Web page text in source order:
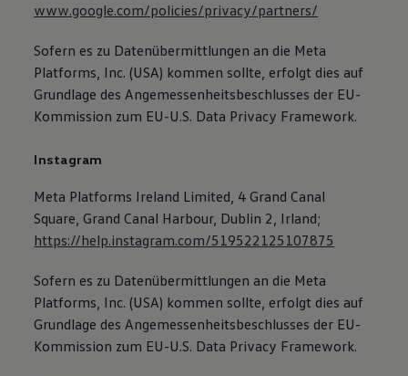
www.google.com/policies/privacy/partners/
Sofern es zu Datenübermittlungen an die Meta
Platforms, Inc. (USA) kommen sollte, erfolgt dies auf
Grundlage des Angemessenheitsbeschlusses der EU-
Kommission zum EU-U.S. Data Privacy Framework.
Instagram
Meta Platforms Ireland Limited, 4 Grand Canal
Square, Grand Canal Harbour, Dublin 2, Irland;
https://help.instagram.com/519522125107875
Sofern es zu Datenübermittlungen an die Meta
Platforms, Inc. (USA) kommen sollte, erfolgt dies auf
Grundlage des Angemessenheitsbeschlusses der EU-
Kommission zum EU-U.S. Data Privacy Framework.